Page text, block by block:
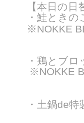
【本日の
・鮭とき
※NOKKE
・鶏とブ
※NOKKE
・土鍋de